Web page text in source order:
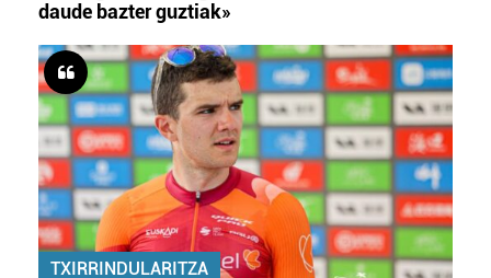
daude bazter guztiak»
TXIRRINDULARITZA